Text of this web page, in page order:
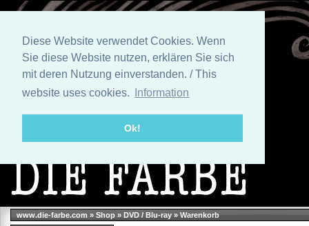
Diese Website verwendet Cookies. Wenn
Sie diese Website nutzen, erklären Sie sich
mit deren Nutzung einverstanden. / This
website uses cookies.
Information
Ok!
www.die-farbe.com » Shop » DVD / Blu-ray » Warenkorb